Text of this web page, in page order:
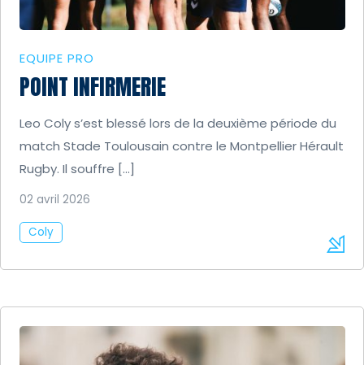
EQUIPE PRO
POINT INFIRMERIE
Leo Coly s’est blessé lors de la deuxième période du
match Stade Toulousain contre le Montpellier Hérault
Rugby. Il souffre […]
02 avril 2026
Coly